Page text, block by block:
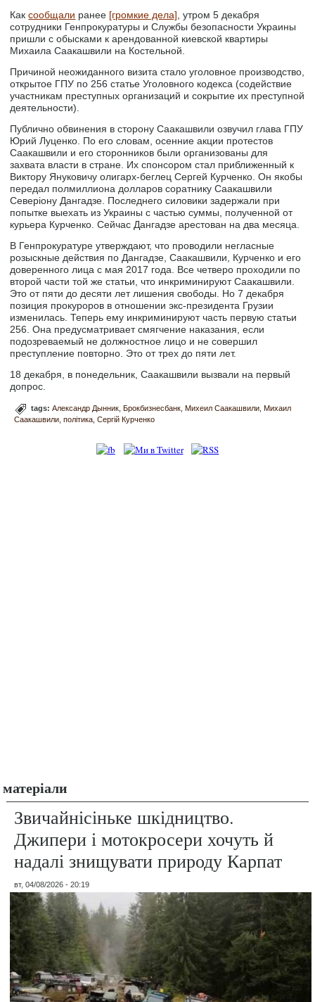
Каксообщали ранее [громкие дела] , утром 5 декабря
сотрудники Генпрокуратуры и Службы безопасности Украины
пришли с обысками к арендованной киевской квартиры
Михаила Саакашвили на Костельной.
Причиной неожиданного визита стало уголовное производство,
открытое ГПУ по 256 статье Уголовного кодекса (содействие
участникам преступных организаций и сокрытие их преступной
деятельности).
Публично обвинения в сторону Саакашвили озвучил глава ГПУ
Юрий Луценко. По его словам, осенние акции протестов
Саакашвили и его сторонников были организованы для
захвата власти в стране. Их спонсором стал приближенный к
Виктору Януковичу олигарх-беглец Сергей Курченко. Он якобы
передал полмиллиона долларов соратнику Саакашвили
Северіону Дангадзе. Последнего силовики задержали при
попытке выехать из Украины с частью суммы, полученной от
курьера Курченко. Сейчас Дангадзе арестован на два месяца.
В Генпрокуратуре утверждают, что проводили негласные
розыскные действия по Дангадзе, Саакашвили, Курченко и его
доверенного лица с мая 2017 года. Все четверо проходили по
второй части той же статьи, что инкриминируют Саакашвили.
Это от пяти до десяти лет лишения свободы. Но 7 декабря
позиция прокуроров в отношении экс-президента Грузии
изменилась. Теперь ему инкриминируют часть первую статьи
256. Она предусматривает смягчение наказания, если
подозреваемый не должностное лицо и не совершил
преступление повторно. Это от трех до пяти лет.
18 декабря, в понедельник, Саакашвили вызвали на первый
допрос.
tags:Александр Дынник Брокбизнесбанк Михеил Саакашвили Михаил
Саакашвили політика Сергій Курченко
матеріали
Звичайнісіньке шкідництво.
Джипери і мотокросери хочуть й
надалі знищувати природу Карпат
вт, 04/08/2026 - 20:19